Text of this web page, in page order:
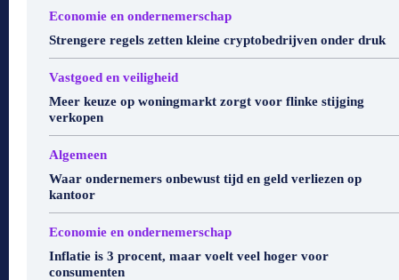
Economie en ondernemerschap
Strengere regels zetten kleine cryptobedrijven onder druk
Vastgoed en veiligheid
Meer keuze op woningmarkt zorgt voor flinke stijging
verkopen
Algemeen
Waar ondernemers onbewust tijd en geld verliezen op
kantoor
Economie en ondernemerschap
Inflatie is 3 procent, maar voelt veel hoger voor
consumenten